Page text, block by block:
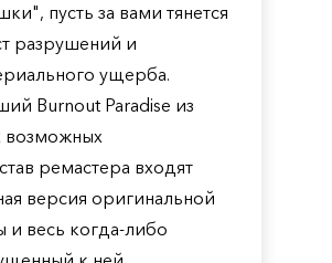
пусть за вами тянется
разрушений и
ущерба.
Burnout Paradise из
возможных
ремастера входят
версия оригинальной
и весь когда-либо